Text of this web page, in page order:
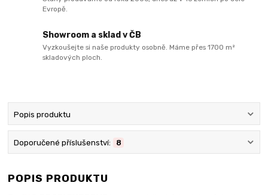
Evropě.
Showroom a sklad v ČB
Vyzkoušejte si naše produkty osobně. Máme přes 1700 m²
skladových ploch.
Popis produktu
Doporučené příslušenství: 8
POPIS PRODUKTU